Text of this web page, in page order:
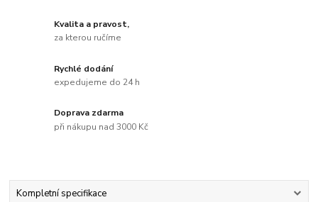
Kvalita a pravost,
za kterou ručíme
Rychlé dodání
expedujeme do 24 h
Doprava zdarma
při nákupu nad 3000 Kč
Kompletní specifikace